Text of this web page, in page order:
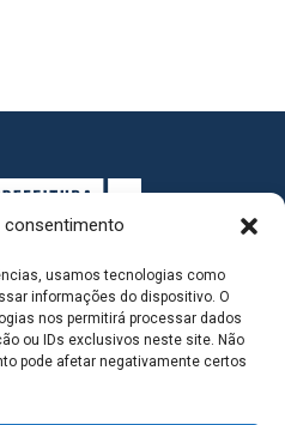
consentimento
usamos tecnologias como
informações do dispositivo. O
nos permitirá processar dados
ou IDs exclusivos neste site. Não
pode afetar negativamente certos